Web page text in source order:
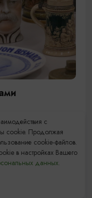
с 10:00 до
21
с
cookie. Продолжая
cookie-файлов.
в настройках Вашего
данных.